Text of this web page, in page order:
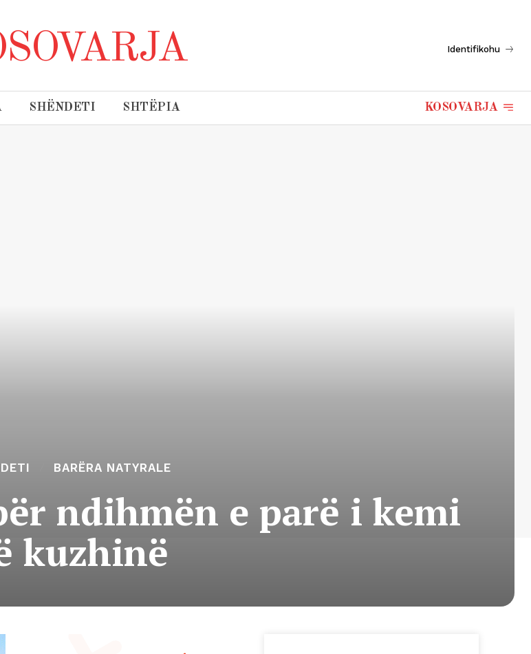
Identifikohu
SHËNDETI SHTËPIA KOSOVARJA
BARËRA NATYRALE
ndihmën e parë i kemi
kuzhinë